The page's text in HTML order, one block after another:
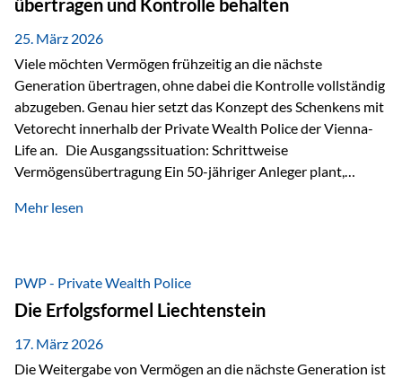
Interessen der Bevölkerung ist in der Verfassung verankert.
Besonders hervorzuheben ist hierbei Artikel 14 der
liechtensteinischen Verfassung. Darin…
übertragen und Kontrolle behalten
25. März 2026
Viele möchten Vermögen frühzeitig an die nächste
Generation übertragen, ohne dabei die Kontrolle vollständig
abzugeben. Genau hier setzt das Konzept des Schenkens mit
Vetorecht innerhalb der Private Wealth Police der Vienna-
Life an. Die Ausgangssituation: Schrittweise
Vermögensübertragung Ein 50-jähriger Anleger plant,
der steuerliche Freibetrag optimal genutzt werden, sondern
strukturierte, langfristige Vermögensübertragung, ohne die
Kontrolle vollständig aus der Hand zu geben. Die Lösung:
Abschmelzung mit Vetorecht Die Umsetzung erfolgt über die
Private Wealth Police…
Mehr lesen
PWP - Private Wealth Police
Die Erfolgsformel Liechtenstein
17. März 2026
Die Weitergabe von Vermögen an die nächste Generation ist